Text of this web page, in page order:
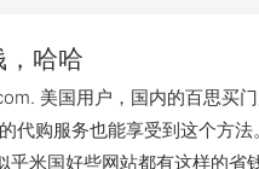
哈哈
美国用户，国内的百思买
代购服务也能享受到这个方法
乎米国好些网站都有这样的省